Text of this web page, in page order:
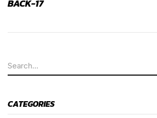
CATEGORIES
BACK-17